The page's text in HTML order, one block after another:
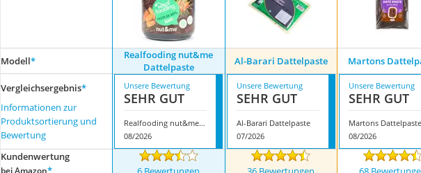
Modell*
Realfooding nut&me
Dattelpaste
Al-Barari Dattelpaste Martons
Vergleichsergebnis*
Informationen zur
Produktsortierung und
Bewertung
Unsere Bewertung
SEHR GUT
Realfooding nut&me Dattelpaste
08/2026
Unsere Bewertung
SEHR GUT
Al-Barari Dattelpaste
07/2026
Unsere Bewertung
SEHR GUT
Martons Dattelpaste
08/2026
Kundenwertung
bei Amazon*